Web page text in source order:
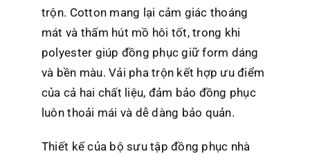
trộn. Cotton mang lại cảm giác thoáng
mát và thấm hút mồ hôi tốt, trong khi
polyester giúp đồng phục giữ form dáng
và bền màu. Vải pha trộn kết hợp ưu điểm
của cả hai chất liệu, đảm bảo đồng phục
luôn thoải mái và dễ dàng bảo quản.
Thiết kế của bộ sưu tập đồng phục nhà